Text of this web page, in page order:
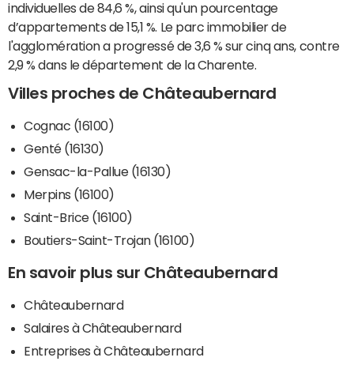
individuelles de 84,6 %, ainsi qu'un pourcentage
d’appartements de 15,1 %. Le parc immobilier de
l'agglomération a progressé de 3,6 % sur cinq ans, contre
2,9 % dans le département de la Charente.
Villes proches de Châteaubernard
Cognac (16100)
Genté (16130)
Gensac-la-Pallue (16130)
Merpins (16100)
Saint-Brice (16100)
Boutiers-Saint-Trojan (16100)
En savoir plus sur Châteaubernard
Châteaubernard
Salaires à Châteaubernard
Entreprises à Châteaubernard